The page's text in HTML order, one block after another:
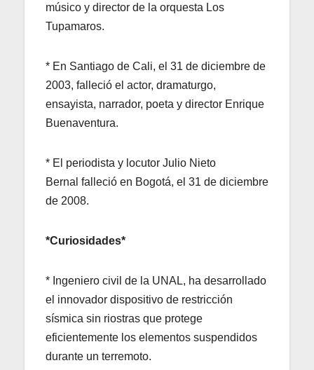
músico y director de la orquesta Los
Tupamaros.
* En Santiago de Cali, el 31 de diciembre de
2003, falleció el actor, dramaturgo,
ensayista, narrador, poeta y director Enrique
Buenaventura.
* El periodista y locutor Julio Nieto
Bernal falleció en Bogotá, el 31 de diciembre
de 2008.
*Curiosidades*
* Ingeniero civil de la UNAL, ha desarrollado
el innovador dispositivo de restricción
sísmica sin riostras que protege
eficientemente los elementos suspendidos
durante un terremoto.